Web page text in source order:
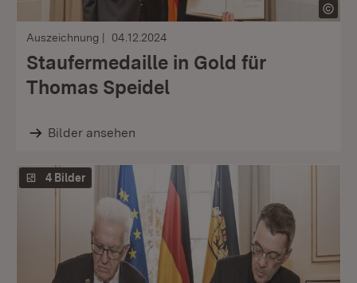
Auszeichnung 04.12.2024
Staufermedaille in Gold für
Thomas Speidel
Bilder ansehen
4 Bilder